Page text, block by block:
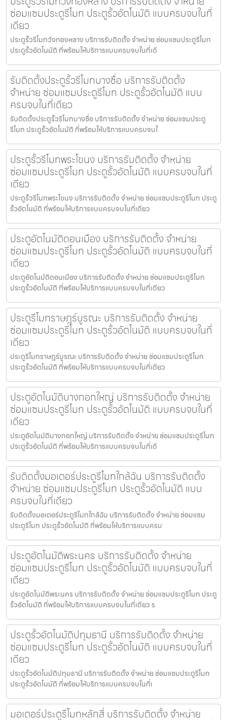
ซ่อมแซมประตูรีโมท ประตูรั้วอัตโนมัติ แบบครบจบในที่
เดียว
ประตูรั้วรีโมทวังทองหลาง บริการรับติดตั้ง จำหน่าย ซ่อมแซมประตูรีโมท
ประตูรั้วอัตโนมัติ ที่พร้อมให้บริการแบบครบจบในที่เดี
รับติดตั้งประตูรั้วรีโมทบางซื่อ บริการรับติดตั้ง
จำหน่าย ซ่อมแซมประตูรีโมท ประตูรั้วอัตโนมัติ แบบ
ครบจบในที่เดียว
รับติดตั้งประตูรั้วรีโมทบางซื่อ บริการรับติดตั้ง จำหน่าย ซ่อมแซมประตู
รีโมท ประตูรั้วอัตโนมัติ ที่พร้อมให้บริการแบบครบจบใ
ประตูรั้วรีโมทพระโขนง บริการรับติดตั้ง จำหน่าย
ซ่อมแซมประตูรีโมท ประตูรั้วอัตโนมัติ แบบครบจบในที่
เดียว
ประตูรั้วรีโมทพระโขนง บริการรับติดตั้ง จำหน่าย ซ่อมแซมประตูรีโมท ประตู
รั้วอัตโนมัติ ที่พร้อมให้บริการแบบครบจบในที่เดียว
ประตูอัตโนมัติดอนเมือง บริการรับติดตั้ง จำหน่าย
ซ่อมแซมประตูรีโมท ประตูรั้วอัตโนมัติ แบบครบจบในที่
เดียว
ประตูอัตโนมัติดอนเมือง บริการรับติดตั้ง จำหน่าย ซ่อมแซมประตูรีโมท
ประตูรั้วอัตโนมัติ ที่พร้อมให้บริการแบบครบจบในที่เดียว
ประตูรีโมทราษฎร์บูรณะ บริการรับติดตั้ง จำหน่าย
ซ่อมแซมประตูรีโมท ประตูรั้วอัตโนมัติ แบบครบจบในที่
เดียว
ประตูรีโมทราษฎร์บูรณะ บริการรับติดตั้ง จำหน่าย ซ่อมแซมประตูรีโมท
ประตูรั้วอัตโนมัติ ที่พร้อมให้บริการแบบครบจบในที่เดียว
ประตูอัตโนมัติบางกอกใหญ่ บริการรับติดตั้ง จำหน่าย
ซ่อมแซมประตูรีโมท ประตูรั้วอัตโนมัติ แบบครบจบในที่
เดียว
ประตูอัตโนมัติบางกอกใหญ่ บริการรับติดตั้ง จำหน่าย ซ่อมแซมประตูรีโมท
ประตูรั้วอัตโนมัติ ที่พร้อมให้บริการแบบครบจบในที่เดี
รับติดตั้งมอเตอร์ประตูรีโมทใกล้ฉัน บริการรับติดตั้ง
จำหน่าย ซ่อมแซมประตูรีโมท ประตูรั้วอัตโนมัติ แบบ
ครบจบในที่เดียว
รับติดตั้งมอเตอร์ประตูรีโมทใกล้ฉัน บริการรับติดตั้ง จำหน่าย ซ่อมแซม
ประตูรีโมท ประตูรั้วอัตโนมัติ ที่พร้อมให้บริการแบบครบ
ประตูอัตโนมัติพระนคร บริการรับติดตั้ง จำหน่าย
ซ่อมแซมประตูรีโมท ประตูรั้วอัตโนมัติ แบบครบจบในที่
เดียว
ประตูอัตโนมัติพระนคร บริการรับติดตั้ง จำหน่าย ซ่อมแซมประตูรีโมท ประตู
รั้วอัตโนมัติ ที่พร้อมให้บริการแบบครบจบในที่เดียว ร
ประตูรั้วอัตโนมัติปทุมธานี บริการรับติดตั้ง จำหน่าย
ซ่อมแซมประตูรีโมท ประตูรั้วอัตโนมัติ แบบครบจบในที่
เดียว
ประตูรั้วอัตโนมัติปทุมธานี บริการรับติดตั้ง จำหน่าย ซ่อมแซมประตูรีโมท
ประตูรั้วอัตโนมัติ ที่พร้อมให้บริการแบบครบจบในที่เ
มอเตอร์ประตูรีโมทหลักสี่ บริการรับติดตั้ง จำหน่าย